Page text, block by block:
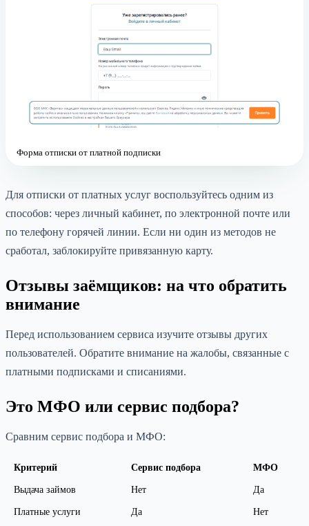
Форма отписки от платной подписки
Для отписки от платных услуг воспользуйтесь одним из
способов: через личный кабинет, по электронной почте или
по телефону горячей линии. Если ни один из методов не
сработал, заблокируйте привязанную карту.
Отзывы заёмщиков: на что обратить
внимание
Перед использованием сервиса изучите отзывы других
пользователей. Обратите внимание на жалобы, связанные с
платными подписками и списаниями.
Это МФО или сервис подбора?
Сравним сервис подбора и МФО:
Критерий Сервис подбора МФО
Выдача займов Нет Да
Платные услуги Да Нет